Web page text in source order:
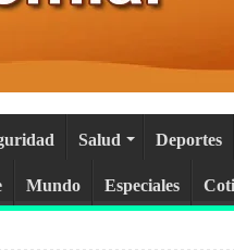
Salud Deportes
Mundo Especiales